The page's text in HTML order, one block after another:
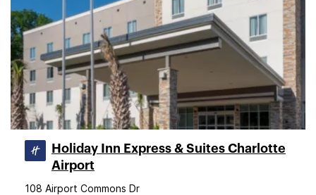
Holiday Inn Express & Suites Charlotte
Airport
108 Airport Commons Dr